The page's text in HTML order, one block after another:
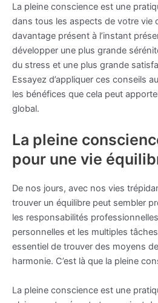
La pleine conscience est une
dans tous les aspects de votre vie
davantage présent à l’instant
développer une plus grande
du stress et une plus grande
Essayez d’appliquer ces conseils
les bénéfices que cela peut
global.
La pleine
pour une vie
De nos jours, avec nos vies
trouver un équilibre peut sembler
les responsabilités
personnelles et les multiples
essentiel de trouver des moyens
harmonie. C’est là que la pleine
La pleine conscience est une